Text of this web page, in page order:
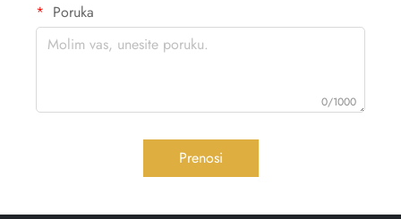
Poruka
0/1000
Prenosi